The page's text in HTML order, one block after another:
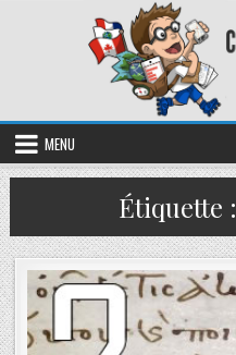
MENU
Étiquette :